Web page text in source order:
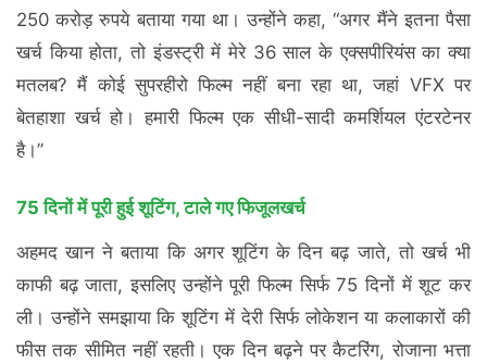
250 करोड़ रुपये बताया गया था। उन्होंने कहा, “अगर मैंने इतना पैसा
खर्च किया होता, तो इंडस्ट्री में मेरे 36 साल के एक्सपीरियंस का क्या
मतलब? मैं कोई सुपरहीरो फिल्म नहीं बना रहा था, जहां VFX पर
बेतहाशा खर्च हो। हमारी फिल्म एक सीधी-सादी कमर्शियल एंटरटेनर
है।”
75 दिनों में पूरी हुई शूटिंग, टाले गए फिजूलखर्च
अहमद खान ने बताया कि अगर शूटिंग के दिन बढ़ जाते, तो खर्च भी
काफी बढ़ जाता, इसलिए उन्होंने पूरी फिल्म सिर्फ 75 दिनों में शूट कर
ली। उन्होंने समझाया कि शूटिंग में देरी सिर्फ लोकेशन या कलाकारों की
फीस तक सीमित नहीं रहती। एक दिन बढ़ने पर कैटरिंग, रोजाना भत्ता